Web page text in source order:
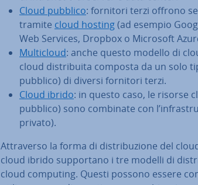
Cloud pubblico: fornitori terzi offrono
tramite cloud hosting(ad esempio
Web Services, Dropbox o Microsoft
Mul­ti­cloud: anche questo modello di
cloud di­stri­bui­ta composta da un solo
pubblico) di diversi fornitori terzi.
Cloud ibrido: in questo caso, le risorse
pubblico) sono combinate con
privato).
At­tra­ver­so la forma di di­stri­bu­zio­ne del
cloud ibrido sup­por­ta­no i tre modelli di
cloud computing. Questi possono essere